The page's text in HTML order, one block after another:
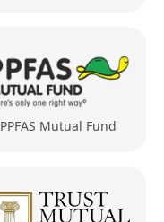
PPFAS Mutual Fund